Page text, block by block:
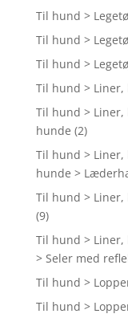
Til hund >
Til hund >
Til hund >
Til hund >
Til hund > Liner,
hunde (2)
Til hund > Liner,
hunde >
Til hund > Liner,
(9)
Til hund > Liner,
> Seler med
Til hund >
Til hund >